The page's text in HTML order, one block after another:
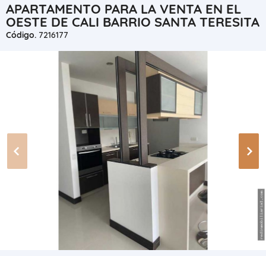
APARTAMENTO PARA LA VENTA EN EL
OESTE DE CALI BARRIO SANTA TERESITA
Código. 7216177